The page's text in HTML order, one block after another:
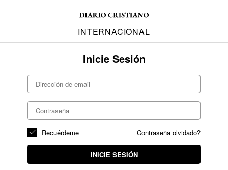
INTERNACIONAL
Inicie Sesión
Contraseña olvidado?
Recuérdeme
INICIE SESIÓN